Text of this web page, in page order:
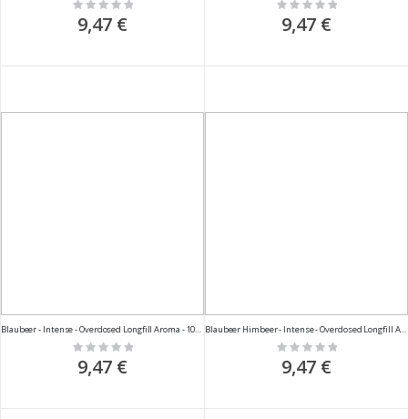
0%
9,47 €
0%
9,47 €
Blaubeer - Intense - Overdosed Longfill Aroma - 10ml
Rating:
9,47 €
Blaubeer Himbeer - Intense - Overdosed Longfill Aroma - 10ml
Rating:
9,47 €